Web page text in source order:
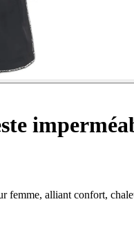
femme, alliant confort,